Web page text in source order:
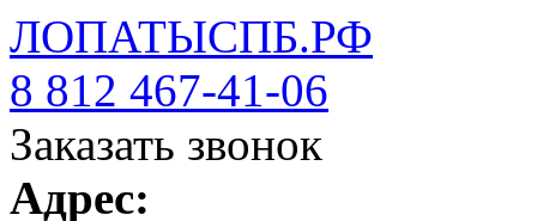
ЛОПАТЫСПБ.РФ
8 812 467-41-06
Заказать звонок
Адрес: